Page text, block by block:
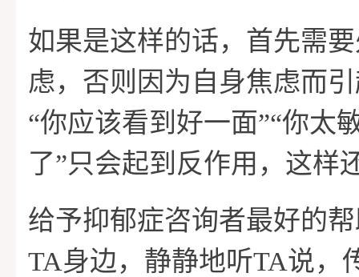
如果是这样的话，首先需
虑，否则因为自身焦虑而
“你应该看到好一面”“你太
了”只会起到反作用，这样
给予抑郁症咨询者最好的
TA身边，静静地听TA说，